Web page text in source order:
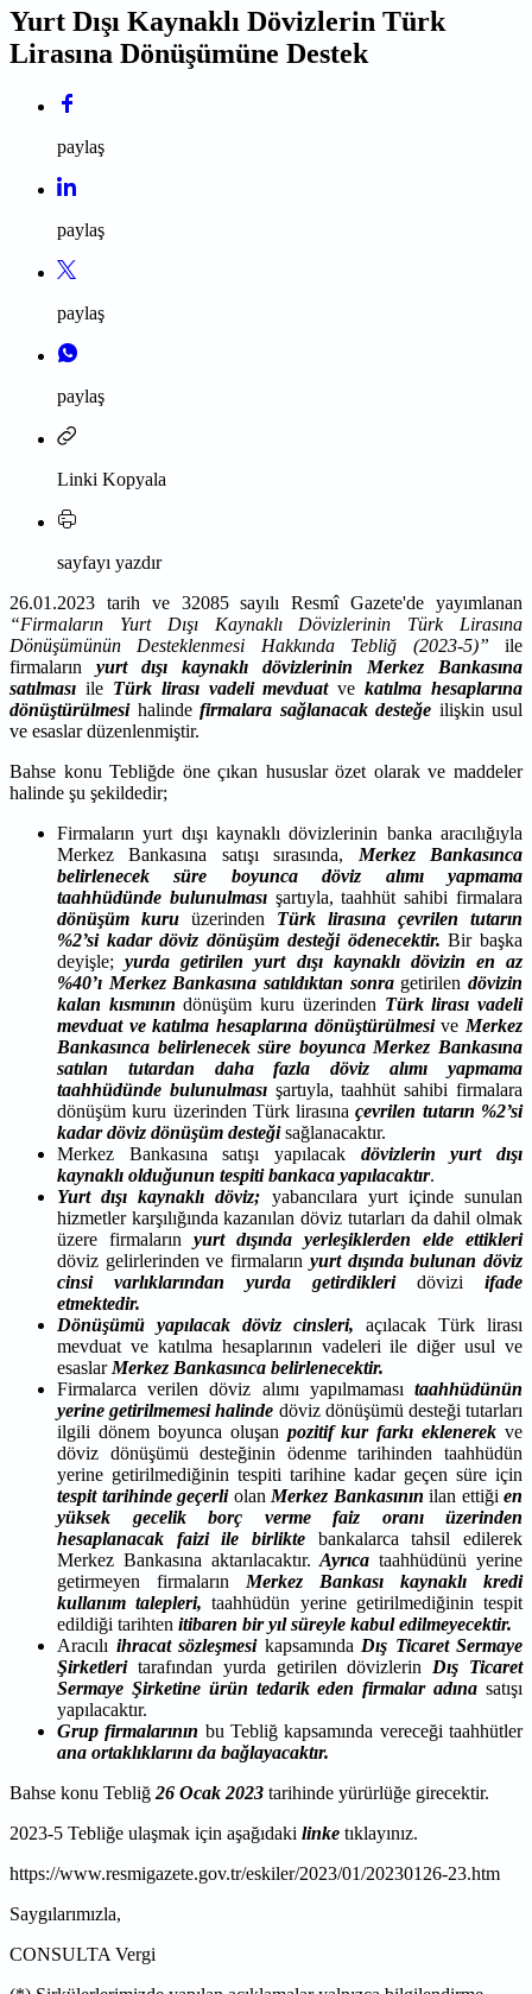
Yurt Dışı Kaynaklı Dövizlerin Türk
Lirasına Dönüşümüne Destek
paylaş
paylaş
paylaş
paylaş
Linki Kopyala
sayfayı yazdır
26.01.2023 tarih ve 32085 sayılı Resmî Gazete'de yayımlanan
“Firmaların Yurt Dışı Kaynaklı Dövizlerinin Türk Lirasına
Dönüşümünün Desteklenmesi Hakkında Tebliğ (2023-5)” ile
firmaların yurt dışı kaynaklı dövizlerinin
Merkez Bankasına
satılması ile Türk lirası vadeli mevduatvekatılma hesaplarına
dönüştürülmesihalinde firmalara sağlanacak desteğe ilişkin usul
ve esaslar düzenlenmiştir.
Bahse konu Tebliğde öne çıkan hususlar özet olarak ve maddeler
halinde şu şekildedir;
Firmaların yurt dışı kaynaklı dövizlerinin banka aracılığıyla
Merkez Bankasına satışı sırasında, Merkez Bankasınca
belirlenecek süre boyunca döviz alımı yapmama
taahhüdünde bulunulmasışartıyla, taahhüt sahibi firmalara
dönüşüm kuru üzerinden Türk lirasına çevrilen tutarın
%2’si kadar döviz dönüşüm desteği ödenecektir. Bir başka
deyişle;yurda getirilen yurt dışı kaynaklı dövizin en az
%40’ı Merkez Bankasına satıldıktan sonragetirilendövizin
kalan kısmının dönüşüm kuru üzerinden Türk lirası vadeli
mevduat ve katılma hesaplarına dönüştürülmesive Merkez
Bankasınca belirlenecek süre boyunca Merkez Bankasına
satılan tutardan daha fazla döviz alımı yapmama
taahhüdünde bulunulmasışartıyla, taahhüt sahibi firmalara
dönüşüm kuru üzerinden Türk lirasınaçevrilen tutarın %2’si
kadar döviz dönüşüm desteğisağlanacaktır.
Merkez Bankasına satışı yapılacak dövizlerin yurt dışı
kaynaklı olduğunun tespiti bankaca yapılacaktır.
Yurt dışı kaynaklı döviz; yabancılara yurt içinde sunulan
hizmetler karşılığında kazanılan döviz tutarları da dahil olmak
üzere firmaların yurt dışında yerleşiklerden elde ettikleri
döviz gelirlerinden ve firmaların yurt dışında bulunan döviz
cinsi varlıklarından yurda getirdikleridövizi ifade
etmektedir.
Dönüşümü yapılacak döviz cinsleri, açılacak Türk lirası
mevduat ve katılma hesaplarının vadeleri ile diğer usul ve
esaslar Merkez Bankasınca belirlenecektir.
Firmalarca verilen döviz alımı yapılmaması taahhüdünün
yerine getirilmemesi halinde döviz dönüşümü desteği tutarları
ilgili dönem boyunca oluşan pozitif kur farkı eklenerek ve
döviz dönüşümü desteğinin ödenme tarihinden taahhüdün
yerine getirilmediğinin tespiti tarihine kadar geçen süre için
tespit tarihinde geçerliolan Merkez Bankasının ilan ettiği en
yüksek gecelik borç verme faiz oranı üzerinden
hesaplanacak faizi ile birlikte bankalarca tahsil edilerek
Merkez Bankasına aktarılacaktır.Ayrıca taahhüdünü yerine
getirmeyen firmaların Merkez Bankası kaynaklı kredi
kullanım talepleri,taahhüdün yerine getirilmediğinin tespit
edildiği tarihten itibaren bir yıl süreyle kabul edilmeyecektir.
Aracılı ihracat sözleşmesikapsamında Dış Ticaret Sermaye
Şirketleritarafından yurda getirilen dövizlerin Dış Ticaret
Sermaye Şirketine ürün tedarik eden firmalar adına satışı
yapılacaktır.
Grup firmalarının bu Tebliğ kapsamında vereceği taahhütler
ana ortaklıklarını da bağlayacaktır.
Bahse konu Tebliğ 26 Ocak 2023 tarihinde yürürlüğe girecektir.
2023-5 Tebliğe ulaşmak için aşağıdaki linke tıklayınız.
https://www.resmigazete.gov.tr/eskiler/2023/01/20230126-23.htm
Saygılarımızla,
CONSULTA Vergi